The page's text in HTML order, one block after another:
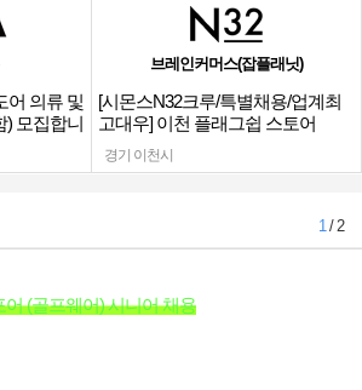
어 의류 및
) 모집합니
브레인커머스(잡플래닛)
[시몬스N32크루/특별채용/업계최
고대우] 이천 플래그쉽 스토어
경기 이천시
1/ 2
(골프웨어) 시니어 채용